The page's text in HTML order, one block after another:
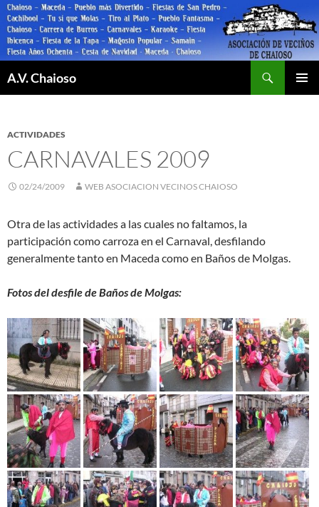
Saltar
al
contenido
A.V. Chaioso
ACTIVIDADES
CARNAVALES 2009
02/24/2009 WEB ASOCIACION VECINOS CHAIOSO
Otra de las actividades a las cuales no faltamos, la
participación como carroza en el Carnaval, desfilando
generalmente tanto en Maceda como en Baños de Molgas.
Fotos del desfile de Baños de Molgas: